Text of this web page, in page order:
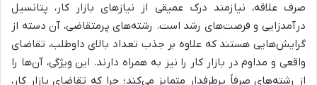
صرف علاقه، نیازمند درک عمیقی از نیازهای بازار کار، پتانسیل
درآمدزایی و فرصت‌های رشد است. رشته‌های پرمتقاضی، آن دسته از
گرایش‌هایی هستند که علاوه بر جذب تعداد بالای داوطلب، تقاضای
واقعی و مداوم در بازار کار را نیز به همراه دارند. این ویژگی، آن‌ها را
از رشته‌های صرفاً پرطرفدار متمایز می‌کند؛ چرا که تقاضای بازار کار،